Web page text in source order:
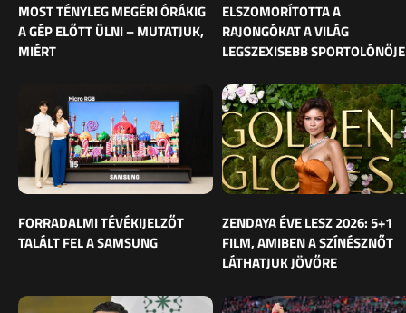
MOST TÉNYLEG MEGÉRI ÓRÁKIG
A GÉP ELŐTT ÜLNI – MUTATJUK,
MIÉRT
ELSZOMORÍTOTTA A
RAJONGÓKAT A VILÁG
LEGSZEXISEBB SPORTOLÓNŐJE
FORRADALMI TÉVÉKIJELZŐT
TALÁLT FEL A SAMSUNG
ZENDAYA ÉVE LESZ 2026: 5+1
FILM, AMIBEN A SZÍNÉSZNŐT
LÁTHATJUK JÖVŐRE